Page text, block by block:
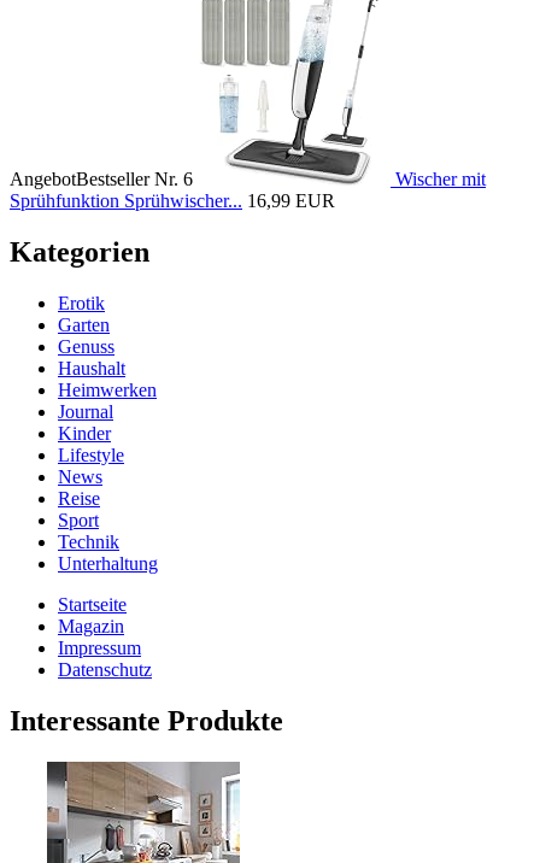
AngebotBestseller Nr. 6
Wischer mit
Sprühfunktion Sprühwischer... 16,99 EUR
Kategorien
Erotik
Garten
Genuss
Haushalt
Heimwerken
Journal
Kinder
Lifestyle
News
Reise
Sport
Technik
Unterhaltung
Startseite
Magazin
Impressum
Datenschutz
Interessante Produkte